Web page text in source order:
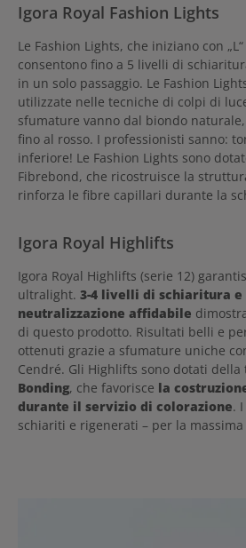
Igora Royal Fashion Lights
Le Fashion Lights, che iniziano con
consentono fino a 5 livelli di
in un solo passaggio. Le Fashion
utilizzate nelle tecniche di colpi di
sfumature vanno dal biondo
fino al rosso. I professionisti sanno:
inferiore! Le Fashion Lights sono
Fibrebond, che ricostruisce la
rinforza le fibre capillari durante la
Igora Royal Highlifts
Igora Royal Highlifts (serie 12)
ultralight. 3-4 livelli di schiaritura e
neutralizzazione affidabile
di questo prodotto. Risultati belli e
ottenuti grazie a sfumature uniche
Cendré. Gli Highlifts sono dotati della
Bonding, che favorisce la
durante il servizio di colorazione.
schiariti e rigenerati – per la